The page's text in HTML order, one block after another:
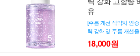
유
[주름 개선 식약처 인
력 강화 및 주름 개선
18,000원